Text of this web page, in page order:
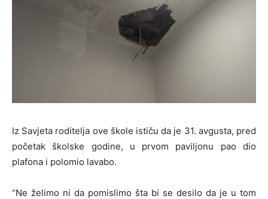
Iz Savjeta roditelja ove škole ističu da je 31. avgusta, pred
početak školske godine, u prvom paviljonu pao dio
plafona i polomio lavabo.
“Ne želimo ni da pomislimo šta bi se desilo da je u tom